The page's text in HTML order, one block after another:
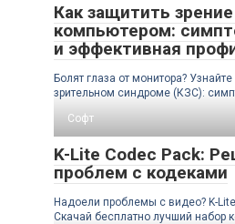
Как защитить
компьютером:
и эффективная
Болят глаза от монитора?
зрительном синдроме (КЗС):
Софт
K-Lite Codec Pack:
проблем с кодеками
Надоели проблемы с видео? K-
Скачай бесплатно лучший набор